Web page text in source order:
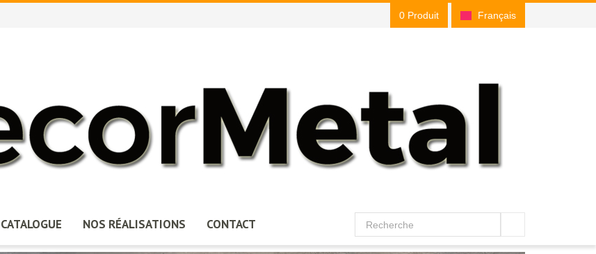
0 Produit Français
CATALOGUE NOS RÉALISATIONS CONTACT